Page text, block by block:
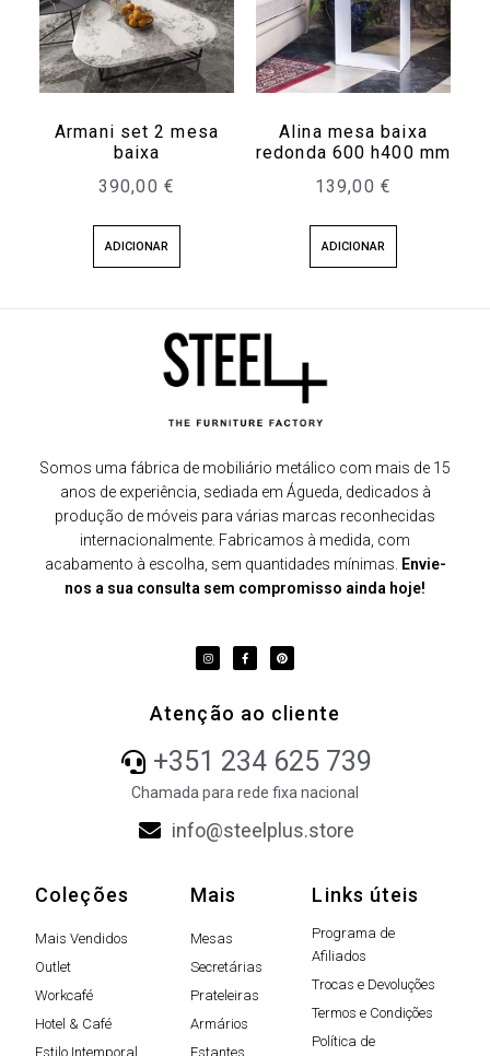
Armani set 2 mesa
baixa
390,00 €
ADICIONAR
Alina mesa baixa
redonda 600 h400 mm
139,00 €
ADICIONAR
Somos uma fábrica de mobiliário metálico com mais de 15
anos de experiência, sediada em Águeda, dedicados à
produção de móveis para várias marcas reconhecidas
internacionalmente. Fabricamos à medida, com
acabamento à escolha, sem quantidades mínimas. Envie-
nos a sua consulta sem compromisso ainda hoje!
Atenção ao cliente
+351 234 625 739
Chamada para rede fixa nacional
info@steelplus.store
Coleções
Mais Vendidos
Outlet
Workcafé
Hotel & Café
Estilo Intemporal
Mais
Mesas
Secretárias
Prateleiras
Armários
Estantes
Links úteis
Programa de
Afiliados
Trocas e Devoluções
Termos e Condições
Política de